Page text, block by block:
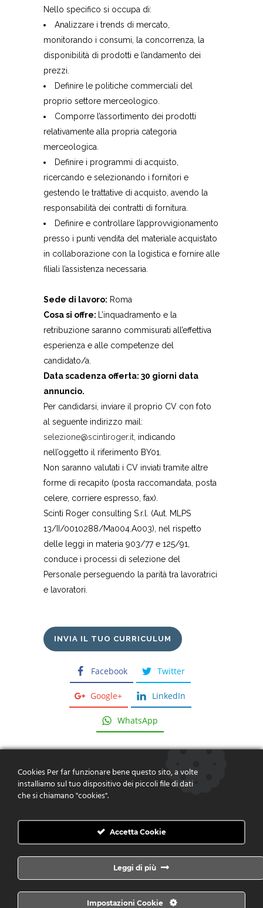
Nello specifico si occupa di:
Analizzare i trends di mercato,
monitorando i consumi, la concorrenza, la
disponibilità di prodotti e l’andamento dei
prezzi.
Definire le politiche commerciali del
proprio settore merceologico.
Comporre l’assortimento dei prodotti
relativamente alla propria categoria
merceologica.
Definire i programmi di acquisto,
ricercando e selezionando i fornitori e
gestendo le trattative di acquisto, avendo la
responsabilità dei contratti di fornitura.
Definire e controllare l’approvvigionamento
presso i punti vendita del materiale acquistato
in collaborazione con la logistica e fornire alle
filiali l’assistenza necessaria.
Sede di lavoro: Roma
Cosa si offre:
L’inquadramento e la
retribuzione saranno commisurati all’effettiva
esperienza e alle competenze del
candidato/a.
Data scadenza offerta: 30 giorni data
annuncio.
Per candidarsi, inviare il proprio CV con foto
al seguente indirizzo mail:
selezione@scintiroger.it , indicando
nell’oggetto il riferimento BY01.
Non saranno valutati i CV inviati tramite altre
forme di recapito (posta raccomandata, posta
celere, corriere espresso, fax).
Scinti Roger consulting S.r.l. (Aut. MLPS
13/II/0010288/Ma004.A003), nel rispetto
delle leggi in materia 903/77 e 125/91,
conduce i processi di selezione del
Personale perseguendo la parità tra lavoratrici
e lavoratori.
INVIA IL TUO CURRICULUM
Facebook Twitter
Google+ LinkedIn
WhatsApp
creare valore
CONTATTACI
© Copyright Scinti Roger Consulting P.IVA 05771181210
Cookies Per far funzionare bene questo sito, a volte
installiamo sul tuo dispositivo dei piccoli file di dati
che si chiamano "cookies".
Accetta Cookie
Leggi di più
Impostazioni Cookie